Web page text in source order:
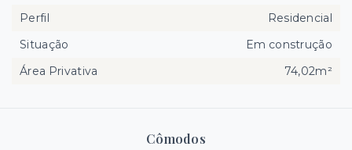
Cômodos
Perfil
Residencial
Situação
Em construção
Área Privativa
74,02m²